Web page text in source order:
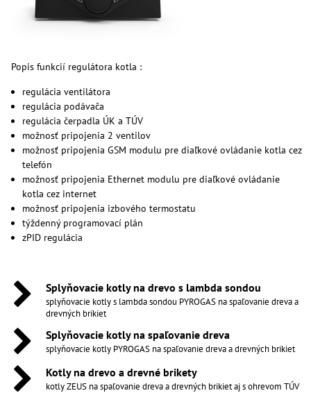
Popis funkcií regulátora kotla :
regulácia ventilátora
regulácia podávača
regulácia čerpadla ÚK a TÚV
možnosť pripojenia 2 ventilov
možnosť pripojenia GSM modulu pre diaľkové ovládanie kotla cez
telefón
možnosť pripojenia Ethernet modulu pre diaľkové ovládanie
kotla cez internet
možnosť pripojenia izbového termostatu
týždenný programovací plán
zPID regulácia
Splyňovacie kotly na drevo s lambda sondou
splyňovacie kotly s lambda sondou PYROGAS na spaľovanie dreva a
drevných brikiet
Splyňovacie kotly na spaľovanie dreva
splyňovacie kotly PYROGAS na spaľovanie dreva a drevných brikiet
Kotly na drevo a drevné brikety
kotly ZEUS na spaľovanie dreva a drevných brikiet aj s ohrevom TÚV